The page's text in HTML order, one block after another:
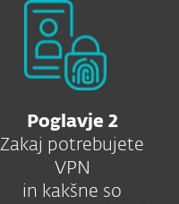
Poglavje 2
Zakaj potrebujete
VPN
in kakšne so